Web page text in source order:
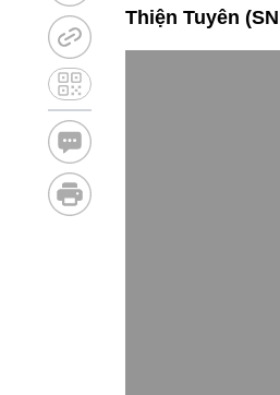
Thiện Tuyên